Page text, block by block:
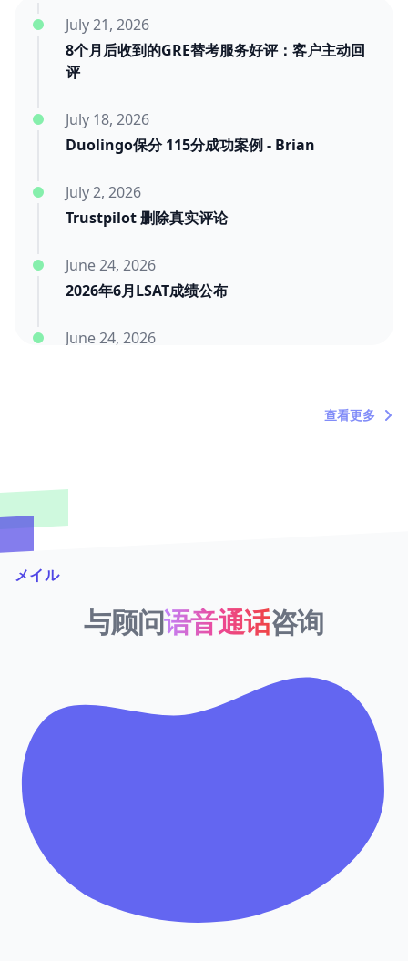
8个月后收到的GRE替考服务好评：客户主动回
评
July 21, 2026
Duolingo保分 115分成功案例 - Brian
July 18, 2026
Trustpilot 删除真实评论
July 2, 2026
2026年6月LSAT成绩公布
June 24, 2026
June 24, 2026
查看更多
メイル
与顾问语音通话咨询